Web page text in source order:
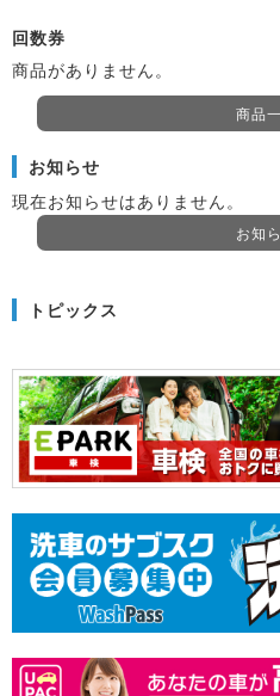
回数券
商品がありません。
商品
お知らせ
現在お知らせはありません。
お知
トピックス